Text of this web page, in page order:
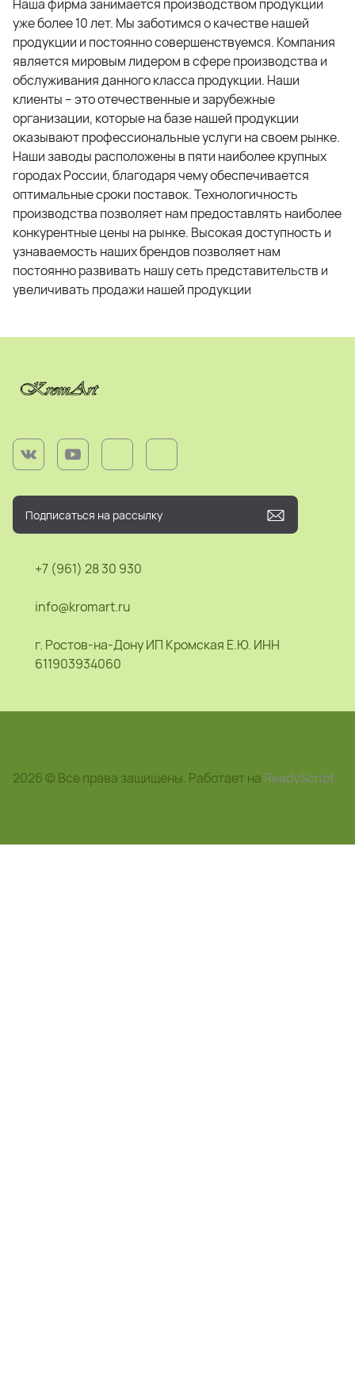
Наша фирма занимается производством продукции
уже более 10 лет. Мы заботимся о качестве нашей
продукции и постоянно совершенствуемся. Компания
является мировым лидером в сфере производства и
обслуживания данного класса продукции. Наши
клиенты – это отечественные и зарубежные
организации, которые на базе нашей продукции
оказывают профессиональные услуги на своем рынке.
Наши заводы расположены в пяти наиболее крупных
городах России, благодаря чему обеспечивается
оптимальные сроки поставок. Технологичность
производства позволяет нам предоставлять наиболее
конкурентные цены на рынке. Высокая доступность и
узнаваемость наших брендов позволяет нам
постоянно развивать нашу сеть представительств и
увеличивать продажи нашей продукции
+7 (961) 28 30 930
info@kromart.ru
г. Ростов-на-Дону ИП Кромская Е.Ю. ИНН
611903934060
2026 © Все права защищены. Работает на ReadyScript